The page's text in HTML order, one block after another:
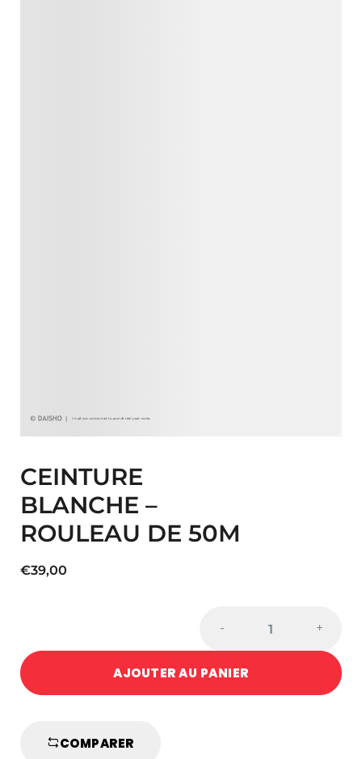
CEINTURE
BLANCHE –
ROULEAU DE 50M
€39,00
ROULEAU
DE
- +
AJOUTER AU PANIER
COMPARER